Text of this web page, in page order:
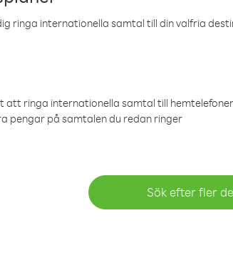
ringa internationella samtal till din valfria
att ringa internationella samtal till
pengar på samtalen du redan ringer
Sök efter fler